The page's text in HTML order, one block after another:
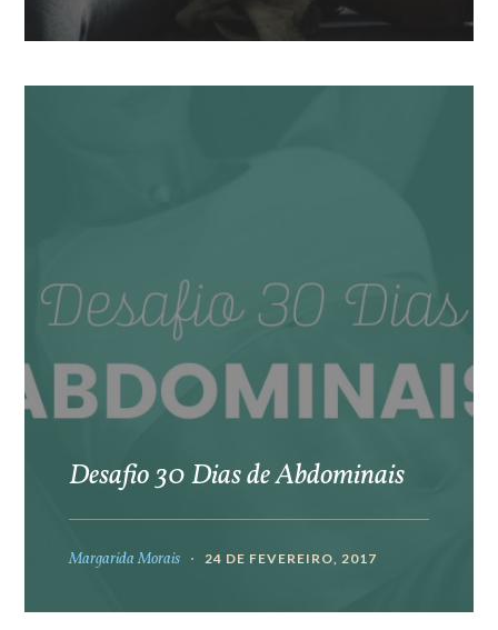
Desafio 30 Dias de Abdominais
Margarida Morais 24 DE FEVEREIRO, 2017